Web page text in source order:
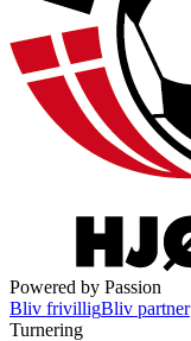
Powered by Passion
Bliv frivilligBliv partner
Turnering